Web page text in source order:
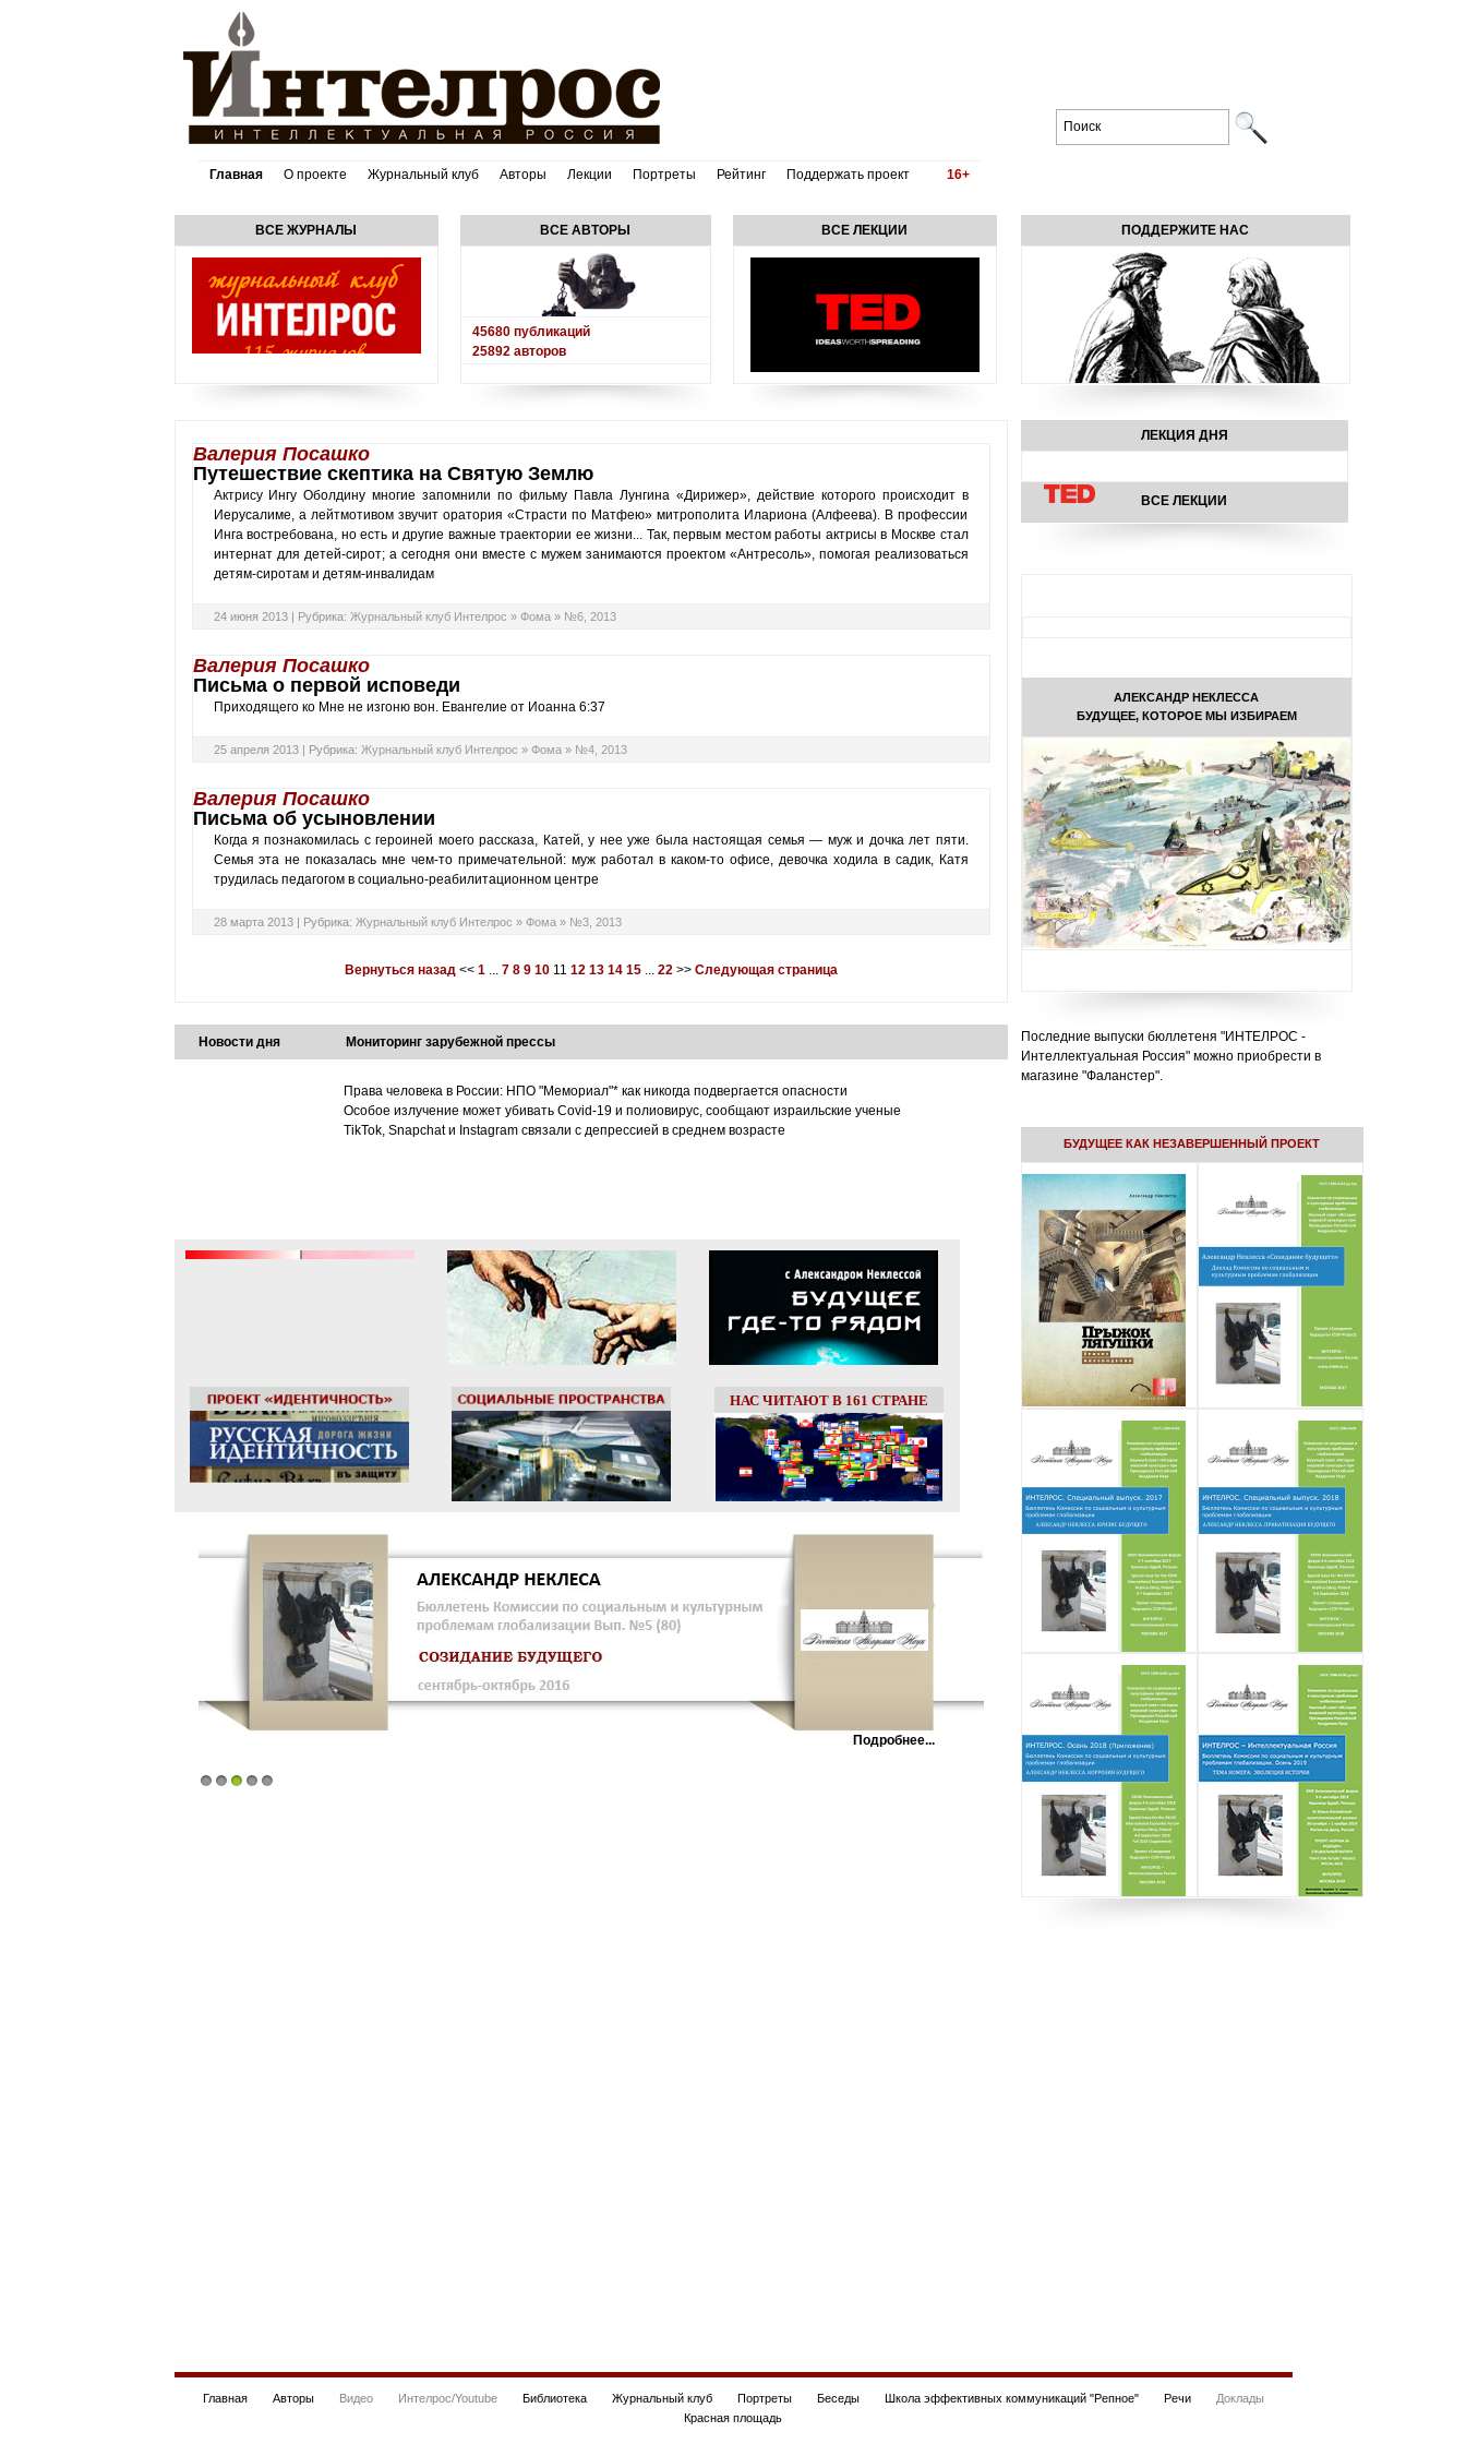
Главная О проекте Журнальный клуб Авторы Лекции Портреты Рейтинг Поддержать проект 16+
ВСЕ ЖУРНАЛЫ ВСЕ АВТОРЫ
45680публикаций
25892авторов
ВСЕ ЛЕКЦИИ
Валерия Посашко
Путешествие скептика на Святую Землю
Актрису Ингу Оболдину многие запомнили по фильму Павла Лунгина «Дирижер», действие которого происходит в
Иерусалиме, а лейтмотивом звучит оратория «Страсти по Матфею» митрополита Илариона (Алфеева). В профессии
Инга востребована, но есть и другие важные траектории ее жизни... Так, первым местом работы актрисы в Москве стал
интернат для детей-сирот; а сегодня они вместе с мужем занимаются проектом «Антресоль», помогая реализоваться
детям-сиротам и детям-инвалидам
24 июня 2013 | Рубрика: Журнальный клуб Интелрос » Фома» №6, 2013
Валерия Посашко
Письма о первой исповеди
Приходящего ко Мне не изгоню вон. Евангелие от Иоанна 6:37
25 апреля 2013 | Рубрика: Журнальный клуб Интелрос » Фома» №4, 2013
Валерия Посашко
Письма об усыновлении
Когда я познакомилась с героиней моего рассказа, Катей, у нее уже была настоящая семья — муж и дочка лет пяти.
Семья эта не показалась мне чем-то примечательной: муж работал в каком-то офисе, девочка ходила в садик, Катя
трудилась педагогом в социально-реабилитационном центре
28 марта 2013 | Рубрика: Журнальный клуб Интелрос » Фома» №3, 2013
Вернуться назад<< 1 ... 7 8 9 10 11 12 13 14 15 ... 22>> Следующая страница
Новости дня Мониторинг зарубежной прессы
Права человека в России: НПО "Мемориал"* как никогда подвергается опасности
Особое излучение может убивать Covid-19 и полиовирус, сообщают израильские ученые
TikTok, Snapchat и Instagram связали с депрессией в среднем возрасте
НАС ЧИТАЮТ В 161 СТРАНЕ
Подробнее...
ПОДДЕРЖИТЕ НАС
ЛЕКЦИЯ ДНЯ
ВСЕ ЛЕКЦИИ
АЛЕКСАНДР НЕКЛЕССА
БУДУЩЕЕ, КОТОРОЕ МЫ ИЗБИРАЕМ
Последние выпуски бюллетеня "ИНТЕЛРОС -
Интеллектуальная Россия" можно приобрести в
магазине "Фаланстер".
БУДУЩЕЕ КАК НЕЗАВЕРШЕННЫЙ ПРОЕКТ
Главная Авторы Видео Интелрос/Youtube Библиотека Журнальный клуб Портреты Беседы Школа эффективных коммуникаций "Репное" Речи
Доклады
Красная площадь